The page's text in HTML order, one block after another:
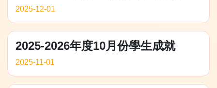
2025-12-01
2025-2026年度10月份學生成就
2025-11-01